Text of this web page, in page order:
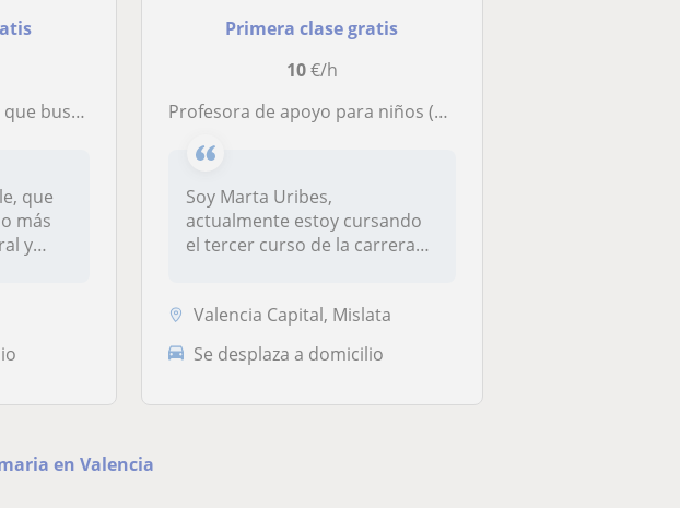
no dudes en contactarme!
que
más
y
Primera clase gratis
10€/h
Profesora de apoyo para niños (Estudio la carrera de magisterio)
Soy Marta Uribes,
actualmente estoy cursando
el tercer curso de la carrera
Valencia Capital, Mislata
Se desplaza a domicilio
en Valencia